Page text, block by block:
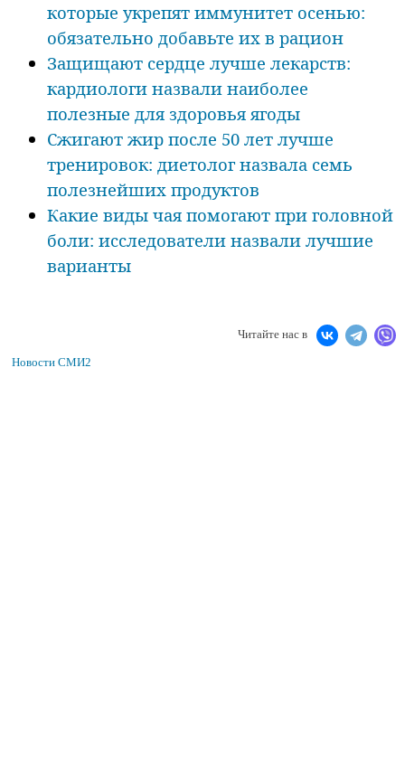
которые укрепят иммунитет осенью:
обязательно добавьте их в рацион
Защищают сердце лучше лекарств:
кардиологи назвали наиболее
полезные для здоровья ягоды
Сжигают жир после 50 лет лучше
тренировок: диетолог назвала семь
полезнейших продуктов
Какие виды чая помогают при головной
боли: исследователи назвали лучшие
варианты
Читайте нас в
Новости СМИ2